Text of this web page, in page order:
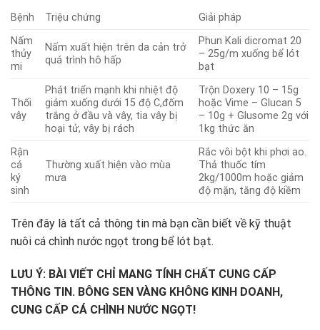
Bệnh Triệu chứng
Giải pháp
Nấm
thủy
mi
Nấm xuất hiện trên da cản trở
quá trình hô hấp
Phun Kali dicromat 20
– 25g/m xuống bể lót
bạt
Thối
vây
Phát triển mạnh khi nhiệt độ
giảm xuống dưới 15 độ C,đốm
trắng ở đầu và vây, tia vây bị
hoại tử, vây bị rách
Trộn Doxery 10 – 15g
hoặc Vime – Glucan 5
– 10g + Glusome 2g với
1kg thức ăn
Rận
cá
ký
sinh
Thường xuất hiện vào mùa
mưa
Rắc vôi bột khi phơi ao.
Thả thuốc tím
2kg/1000m hoặc giảm
độ mặn, tăng độ kiềm
Trên đây là tất cả thông tin mà bạn cần biết về kỹ thuật
nuôi cá chình nước ngọt trong bể lót bạt.
LƯU Ý: BÀI VIẾT CHỈ MANG TÍNH CHẤT CUNG CẤP
THÔNG TIN. BÔNG SEN VÀNG KHÔNG KINH DOANH,
CUNG CẤP CÁ CHÌNH NƯỚC NGỌT!